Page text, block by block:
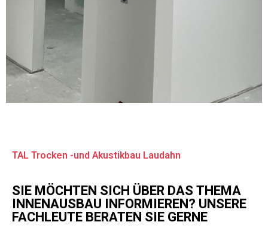
TAL Trocken -und Akustikbau Laudahn
SIE MÖCHTEN SICH ÜBER DAS THEMA
INNENAUSBAU INFORMIEREN? UNSERE
FACHLEUTE BERATEN SIE GERNE